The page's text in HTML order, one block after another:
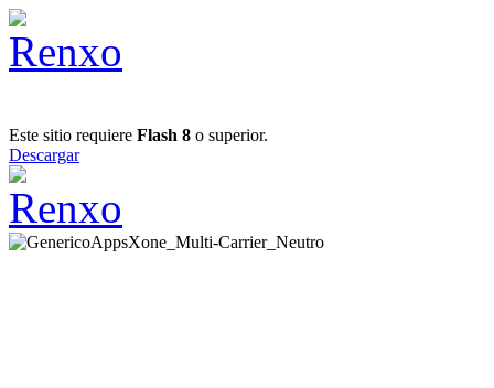
Este sitio requiere Flash 8 o superior.
Descargar